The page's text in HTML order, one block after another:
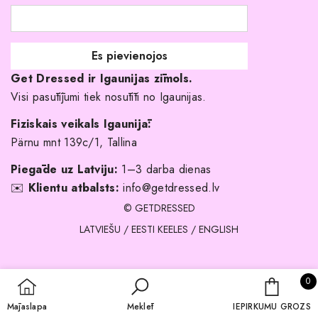
Līgavas družiņu kleitas
Veikali
Kāpēc izvēlēties mūs?
Get Dressed ir Igaunijas zīmols.
Visi pasūtījumi tiek nosūtīti no Igaunijas.
Fiziskais veikals Igaunijā:
Pärnu mnt 139c/1, Tallina
Piegāde uz Latviju: 1–3 darba dienas
✉️ Klientu atbalsts: info@getdressed.lv
© GETDRESSED
LATVIEŠU / EESTI KEELES / ENGLISH
Mājaslapa Meklēt
00
IEPIRKUMU GROZS